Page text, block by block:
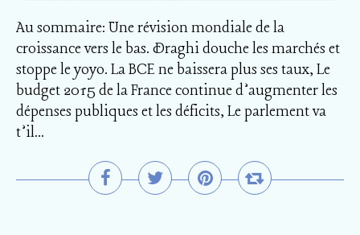
Au sommaire: Une révision mondiale de la
croissance vers le bas. Draghi douche les marchés et
stoppe le yoyo. La BCE ne baissera plus ses taux, Le
budget 2015 de la France continue d’augmenter les
dépenses publiques et les déficits, Le parlement va
t’il...